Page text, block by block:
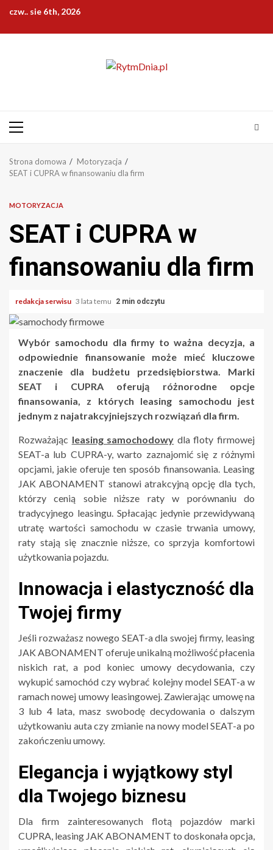
treści
czw.. sie 6th, 2026
Menu
Strona domowa
Motoryzacja
SEAT i CUPRA w finansowaniu dla firm
MOTORYZACJA
SEAT i CUPRA w
finansowaniu dla firm
redakcja serwisu 3 lata temu 2 min odczytu
Wybór samochodu dla firmy to ważna decyzja, a
odpowiednie finansowanie może mieć kluczowe
znaczenie dla budżetu przedsiębiorstwa. Marki
SEAT i CUPRA oferują różnorodne opcje
finansowania, z których leasing samochodu jest
jednym z najatrakcyjniejszych rozwiązań dla firm.
Rozważając leasing samochodowy dla floty firmowej
SEAT-a lub CUPRA-y, warto zaznajomić się z różnymi
opcjami, jakie oferuje ten sposób finansowania. Leasing
JAK ABONAMENT stanowi atrakcyjną opcję dla tych,
którzy cenią sobie niższe raty w porównaniu do
tradycyjnego leasingu. Spłacając jedynie przewidywaną
utratę wartości samochodu w czasie trwania umowy,
raty stają się znacznie niższe, co sprzyja komfortowi
użytkowania pojazdu.
Innowacja i elastyczność dla
Twojej firmy
Jeśli rozważasz nowego SEAT-a dla swojej firmy, leasing
JAK ABONAMENT oferuje unikalną możliwość płacenia
niskich rat, a pod koniec umowy decydowania, czy
wykupić samochód czy wybrać kolejny model SEAT-a w
ramach nowej umowy leasingowej. Zawierając umowę na
3 lub 4 lata, masz swobodę decydowania o dalszym
użytkowaniu auta czy zmianie na nowy model SEAT-a po
zakończeniu umowy.
Elegancja i wyjątkowy styl
dla Twojego biznesu
Dla firm zainteresowanych flotą pojazdów marki
CUPRA, leasing JAK ABONAMENT to doskonała opcja,